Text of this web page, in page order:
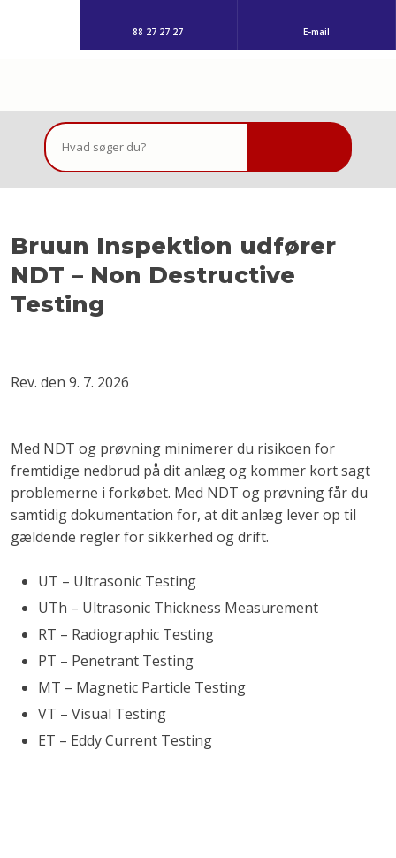
88 27 27 27 E-mail
Bruun Inspektion udfører
NDT – Non Destructive
Testing
Rev. den 9. 7. 2026
Med NDT og prøvning minimerer du risikoen for
fremtidige nedbrud på dit anlæg og kommer kort sagt
problemerne i forkøbet. Med NDT og prøvning får du
samtidig dokumentation for, at dit anlæg lever op til
gældende regler for sikkerhed og drift.
UT – Ultrasonic Testing
UTh – Ultrasonic Thickness Measurement
RT – Radiographic Testing
PT – Penetrant Testing
MT – Magnetic Particle Testing
VT – Visual Testing
ET – Eddy Current Testing